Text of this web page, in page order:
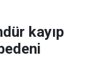
kayıp